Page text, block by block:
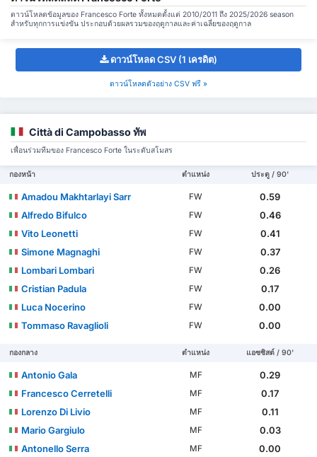
ดาวน์โหลดข้อมูลของ Francesco Forte ทั้งหมดตั้งแต่ 2010/2011 ถึง 2025/2026 season
สำหรับทุกการแข่งขัน ประกอบด้วยผลรวมของฤดูกาลและค่าเฉลี่ยของฤดูกาล
ดาวน์โหลด CSV (1 เครดิต)
ดาวน์โหลดตัวอย่าง CSV ฟรี »
Città di Campobasso ทัพ
เพื่อนร่วมทีมของ Francesco Forte ในระดับสโมสร
กองหน้า ตำแหน่ง ประตู / 90'
Amadou Makhtarlayi Sarr FW
0.59
Alfredo Bifulco
FW
0.46
Vito Leonetti
FW
0.41
Simone Magnaghi
FW
0.37
Lombari Lombari
FW
0.26
Cristian Padula
FW
0.17
Luca Nocerino
FW
0.00
Tommaso Ravaglioli
FW 0.00
กองกลาง ตำแหน่ง แอซซิสต์ / 90'
Antonio Gala MF
0.29
Francesco Cerretelli
MF
0.17
Lorenzo Di Livio
MF
0.11
Mario Gargiulo
MF
0.03
Antonello Serra
MF
0.00